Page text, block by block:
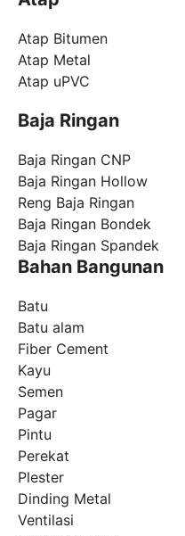
Atap Bitumen
Atap Metal
Atap uPVC
Baja Ringan
Baja Ringan CNP
Baja Ringan Hollow
Reng Baja Ringan
Baja Ringan Bondek
Baja Ringan Spandek
Bahan Bangunan
Batu
Batu alam
Fiber Cement
Kayu
Semen
Pagar
Pintu
Perekat
Plester
Dinding Metal
Ventilasi